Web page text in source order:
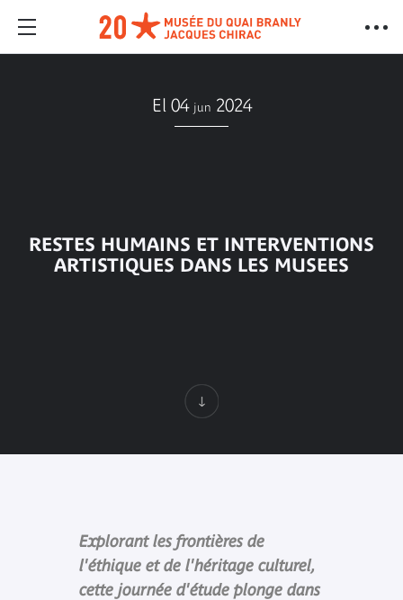
El 04 jun 2024
RESTES HUMAINS ET INTERVENTIONS
ARTISTIQUES DANS LES MUSEES
Explorant les frontières de
l'éthique et de l'héritage culturel,
cette journée d'étude plonge dans